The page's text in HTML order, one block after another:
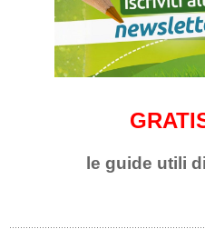
le guide utili